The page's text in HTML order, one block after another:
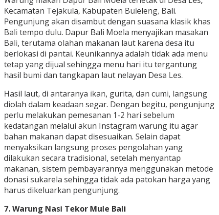
Kecamatan Tejakula, Kabupaten Buleleng, Bali.
Pengunjung akan disambut dengan suasana klasik khas
Bali tempo dulu. Dapur Bali Moela menyajikan masakan
Bali, terutama olahan makanan laut karena desa itu
berlokasi di pantai. Keunikannya adalah tidak ada menu
tetap yang dijual sehingga menu hari itu tergantung
hasil bumi dan tangkapan laut nelayan Desa Les.
Hasil laut, di antaranya ikan, gurita, dan cumi, langsung
diolah dalam keadaan segar. Dengan begitu, pengunjung
perlu melakukan pemesanan 1-2 hari sebelum
kedatangan melalui akun Instagram warung itu agar
bahan makanan dapat disesuaikan. Selain dapat
menyaksikan langsung proses pengolahan yang
dilakukan secara tradisional, setelah menyantap
makanan, sistem pembayarannya menggunakan metode
donasi sukarela sehingga tidak ada patokan harga yang
harus dikeluarkan pengunjung.
7. Warung Nasi Tekor Mule Bali